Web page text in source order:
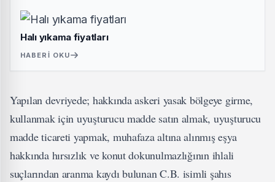
Halı yıkama fiyatları
HABERI OKU
Yapılan devriyede; hakkında askeri yasak bölgeye girme,
kullanmak için uyuşturucu madde satın almak, uyuşturucu
madde ticareti yapmak, muhafaza altına alınmış eşya
hakkında hırsızlık ve konut dokunulmazlığının ihlali
suçlarından aranma kaydı bulunan C.B. isimli şahıs